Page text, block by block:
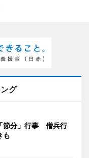
グ
節分」行事 僧兵行
も